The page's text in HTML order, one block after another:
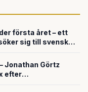
första året – ett
sig till svensk
Jonathan Görtz
efter